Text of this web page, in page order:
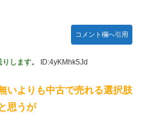
コメント欄へ引用
します。 ID:4yKMhk5Jd
いよりも中古で売れる選択肢
思うが